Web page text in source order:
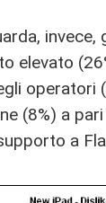
invece,
elevato
operatori
(8%) a
a